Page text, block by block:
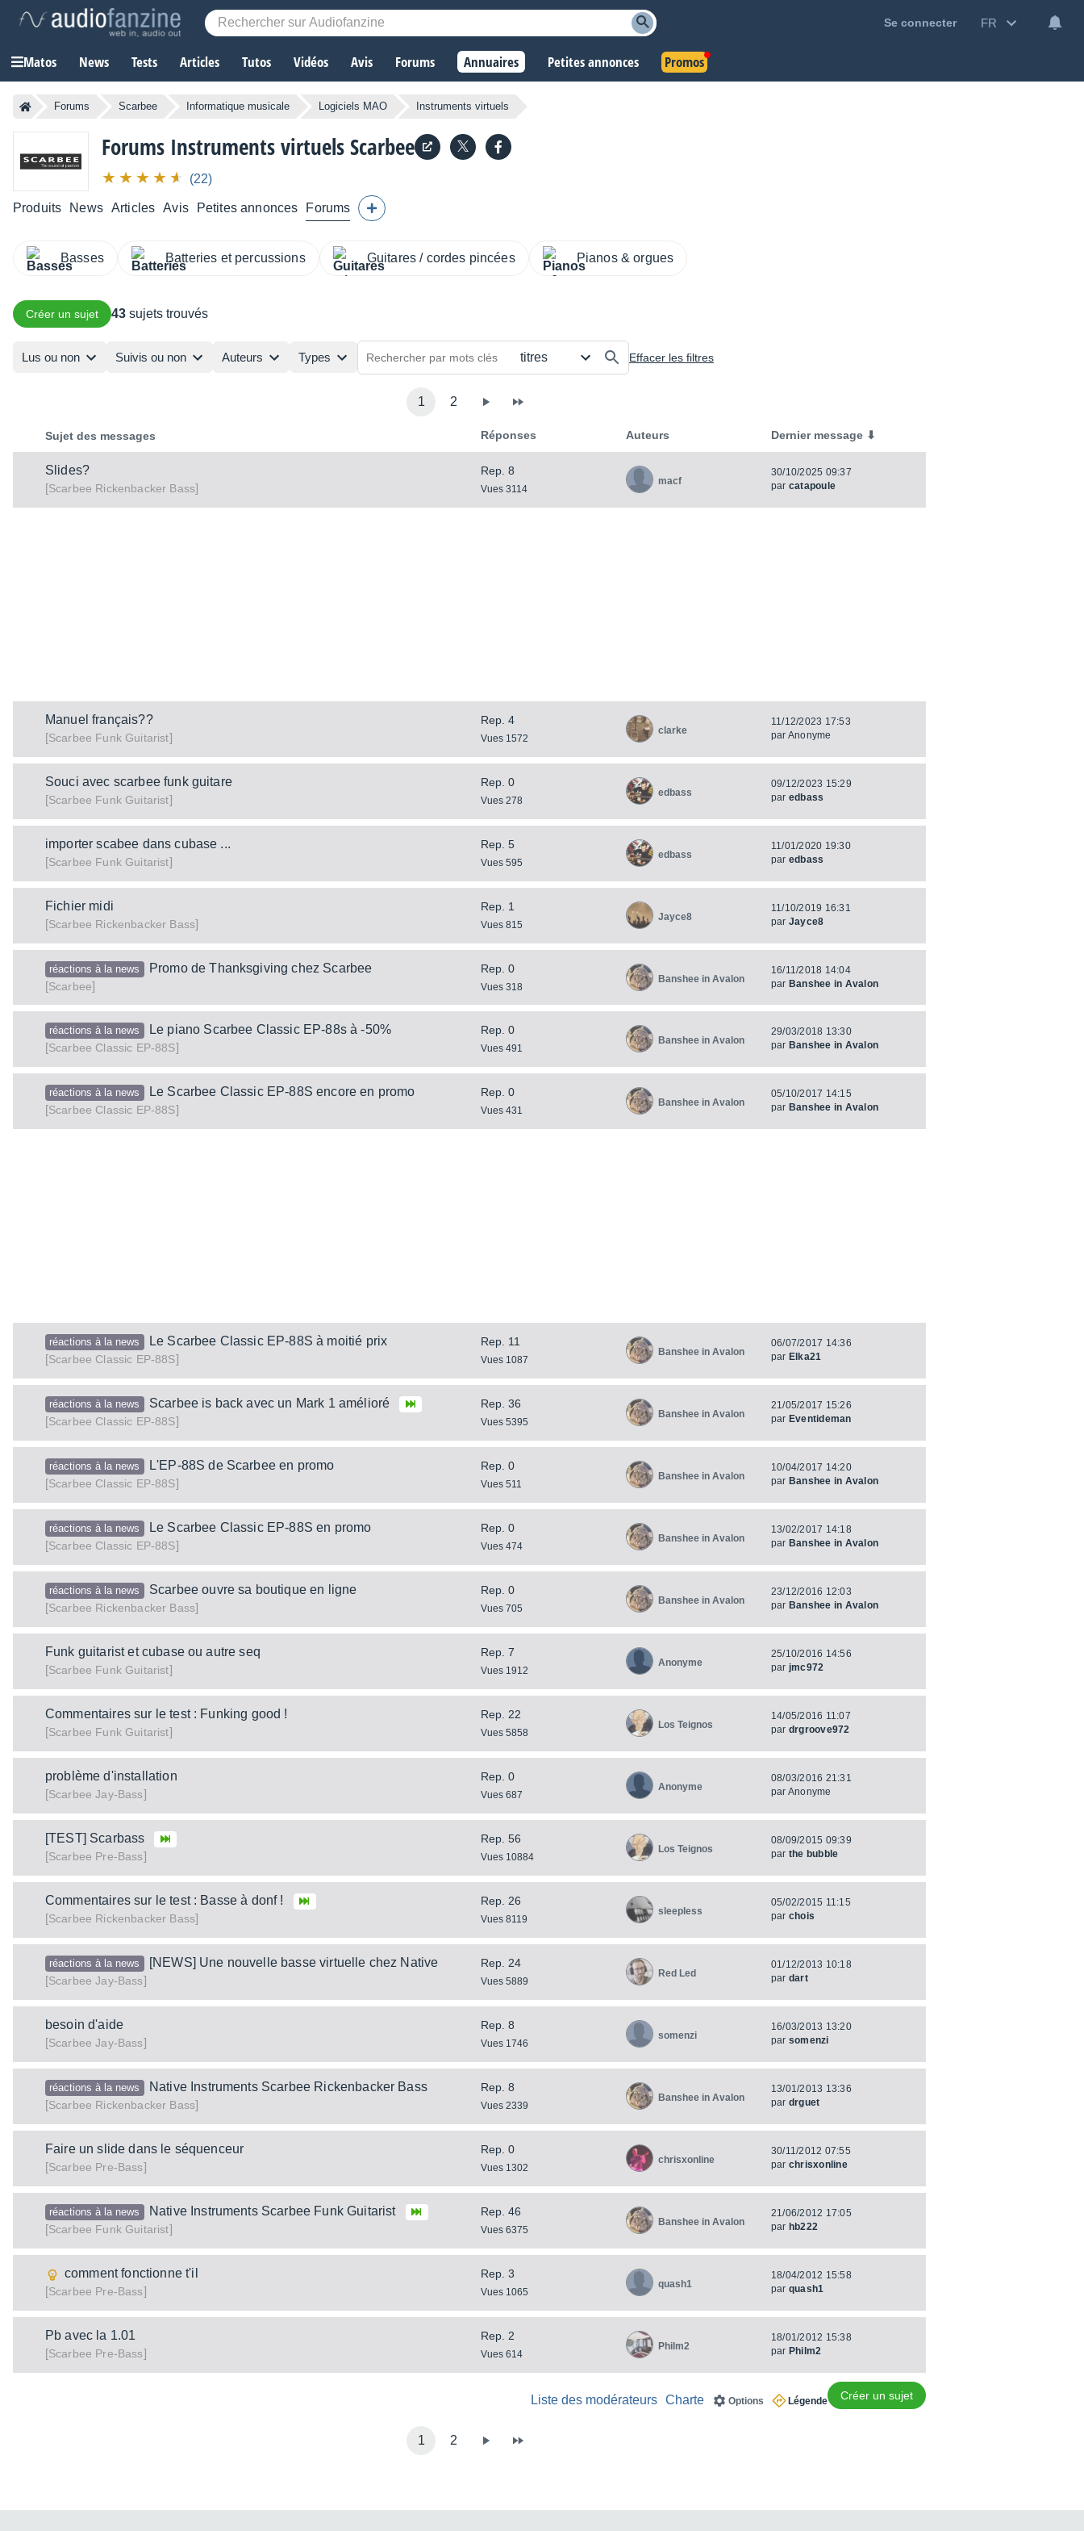
Se connecter FR
Matos News Tests Articles Tutos Vidéos Avis Forums Annuaires Petites annonces Promos
Forums Scarbee Informatique musicale Logiciels MAO Instruments virtuels
Forums Instruments virtuels Scarbee
(22)
Produits News Articles Avis Petites annonces Forums
Basses Batteries et percussions Guitares / cordes pincées Pianos & orgues
Créer un sujet 43 sujets trouvés
Lus ou non Suivis ou non Auteurs Types Effacer les filtres
1 2
Sujet des messages Réponses Auteurs Dernier message ⬇
Slides?
[Scarbee Rickenbacker Bass]
Rep. 8
Vues 3114
macf
30/10/2025 09:37
par catapoule
Manuel français??
[Scarbee Funk Guitarist]
Rep. 4
Vues 1572
clarke
11/12/2023 17:53
par Anonyme
Souci avec scarbee funk guitare
[Scarbee Funk Guitarist]
Rep. 0
Vues 278
edbass
09/12/2023 15:29
par edbass
importer scabee dans cubase ...
[Scarbee Funk Guitarist]
Rep. 5
Vues 595
edbass
11/01/2020 19:30
par edbass
Fichier midi
[Scarbee Rickenbacker Bass]
Rep. 1
Vues 815
Jayce8
11/10/2019 16:31
par Jayce8
réactions à la news
Promo de Thanksgiving chez Scarbee
[Scarbee]
Rep. 0
Vues 318
Banshee in Avalon
16/11/2018 14:04
par Banshee in Avalon
réactions à la news
Le piano Scarbee Classic EP-88s à -50%
[Scarbee Classic EP-88S]
Rep. 0
Vues 491
Banshee in Avalon
29/03/2018 13:30
par Banshee in Avalon
réactions à la news
Le Scarbee Classic EP-88S encore en promo
[Scarbee Classic EP-88S]
Rep. 0
Vues 431
Banshee in Avalon
05/10/2017 14:15
par Banshee in Avalon
réactions à la news
Le Scarbee Classic EP-88S à moitié prix
[Scarbee Classic EP-88S]
Rep. 11
Vues 1087
Banshee in Avalon
06/07/2017 14:36
par Elka21
réactions à la news
Scarbee is back avec un Mark 1 amélioré
[Scarbee Classic EP-88S]
Rep. 36
Vues 5395
Banshee in Avalon
21/05/2017 15:26
par Eventideman
réactions à la news
L'EP-88S de Scarbee en promo
[Scarbee Classic EP-88S]
Rep. 0
Vues 511
Banshee in Avalon
10/04/2017 14:20
par Banshee in Avalon
réactions à la news
Le Scarbee Classic EP-88S en promo
[Scarbee Classic EP-88S]
Rep. 0
Vues 474
Banshee in Avalon
13/02/2017 14:18
par Banshee in Avalon
réactions à la news
Scarbee ouvre sa boutique en ligne
[Scarbee Rickenbacker Bass]
Rep. 0
Vues 705
Banshee in Avalon
23/12/2016 12:03
par Banshee in Avalon
Funk guitarist et cubase ou autre seq
[Scarbee Funk Guitarist]
Rep. 7
Vues 1912
Anonyme
25/10/2016 14:56
par jmc972
Commentaires sur le test : Funking good !
[Scarbee Funk Guitarist]
Rep. 22
Vues 5858
Los Teignos
14/05/2016 11:07
par drgroove972
problème d'installation
[Scarbee Jay-Bass]
Rep. 0
Vues 687
Anonyme
08/03/2016 21:31
par Anonyme
[TEST] Scarbass
[Scarbee Pre-Bass]
Rep. 56
Vues 10884
Los Teignos
08/09/2015 09:39
par the bubble
Commentaires sur le test : Basse à donf !
[Scarbee Rickenbacker Bass]
Rep. 26
Vues 8119
sleepless
05/02/2015 11:15
par chois
réactions à la news
[NEWS] Une nouvelle basse virtuelle chez Native
[Scarbee Jay-Bass]
Rep. 24
Vues 5889
Red Led
01/12/2013 10:18
par dart
besoin d'aide
[Scarbee Jay-Bass]
Rep. 8
Vues 1746
somenzi
16/03/2013 13:20
par somenzi
réactions à la news
Native Instruments Scarbee Rickenbacker Bass
[Scarbee Rickenbacker Bass]
Rep. 8
Vues 2339
Banshee in Avalon
13/01/2013 13:36
par drguet
Faire un slide dans le séquenceur
[Scarbee Pre-Bass]
Rep. 0
Vues 1302
chrisxonline
30/11/2012 07:55
par chrisxonline
réactions à la news
Native Instruments Scarbee Funk Guitarist
[Scarbee Funk Guitarist]
Rep. 46
Vues 6375
Banshee in Avalon
21/06/2012 17:05
par hb222
comment fonctionne t'il
[Scarbee Pre-Bass]
Rep. 3
Vues 1065
quash1
18/04/2012 15:58
par quash1
Pb avec la 1.01
[Scarbee Pre-Bass]
Rep. 2
Vues 614
Philm2
18/01/2012 15:38
par Philm2
Créer un sujet
Légende
Options
Charte
Liste des modérateurs
1 2